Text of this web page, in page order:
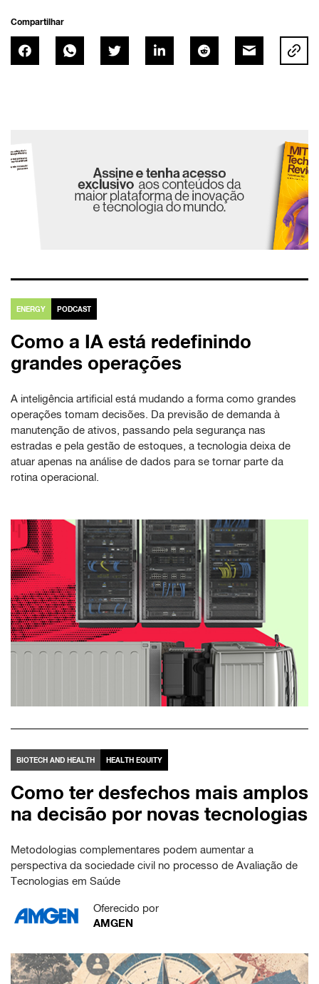
Compartilhar
ENERGY PODCAST
Como a IA está redefinindo
grandes operações
A inteligência artificial está mudando a forma como grandes
operações tomam decisões. Da previsão de demanda à
manutenção de ativos, passando pela segurança nas
estradas e pela gestão de estoques, a tecnologia deixa de
atuar apenas na análise de dados para se tornar parte da
rotina operacional.
BIOTECH AND HEALTH HEALTH EQUITY
Como ter desfechos mais amplos
na decisão por novas tecnologias
Metodologias complementares podem aumentar a
perspectiva da sociedade civil no processo de Avaliação de
Tecnologias em Saúde
Oferecido por
AMGEN